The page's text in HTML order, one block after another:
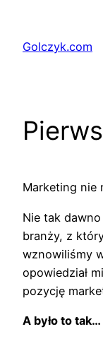
treściGolczyk.com
Marketing nie
Nie tak
branży, z
wznowiliśmy
opowiedział
pozycję
A było to tak…